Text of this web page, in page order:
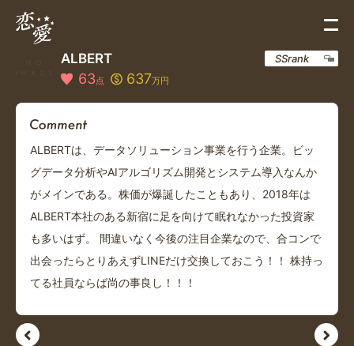
ALBERT
63点 637万円
SSrank
ALBERTは、データソリューション事業を行う企業。ビッ
グデータ分析やAIアルゴリズム開発とシステム導入なんか
がメインである。株価が爆誕したこともあり、2018年は
ALBERT本社のある新宿に足を向けて眠れなかった投資家
も多いはず。 間違いなく今後の注目企業なので、合コンで
出会ったらとりあえずLINEだけ交換しておこう！！ 株持っ
てる社員ならば尚の事良し！！！